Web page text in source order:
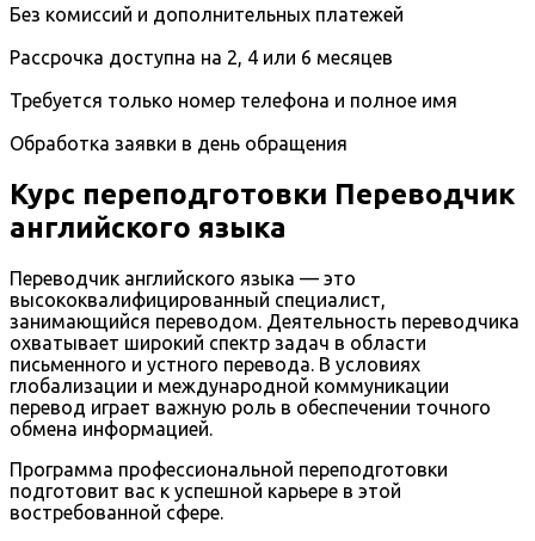
Без комиссий и дополнительных платежей
Рассрочка доступна на 2, 4 или 6 месяцев
Требуется только номер телефона и полное имя
Обработка заявки в день обращения
Курс переподготовки Переводчик
английского языка
Переводчик английского языка — это
высококвалифицированный специалист,
занимающийся переводом. Деятельность переводчика
охватывает широкий спектр задач в области
письменного и устного перевода. В условиях
глобализации и международной коммуникации
перевод играет важную роль в обеспечении точного
обмена информацией.
Программа профессиональной переподготовки
подготовит вас к успешной карьере в этой
востребованной сфере.